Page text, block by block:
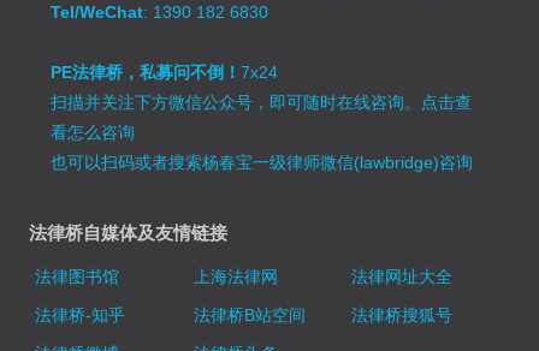
Tel/WeChat: 1390 182 6830
PE法律桥，私募问不倒！7x24
扫描并关注下方微信公众号，即可随时在线咨询。 点击查
看怎么咨询
也可以扫码或者搜索杨春宝一级律师微信(lawbridge)咨询
法律桥自媒体及友情链接
法律图书馆 上海法律网
法律网址大全
法律桥-知乎
法律桥B站空间
法律桥搜狐号